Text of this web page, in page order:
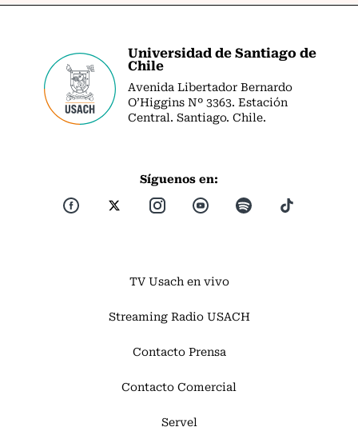
Universidad de Santiago de
Chile
Avenida Libertador Bernardo
O’Higgins Nº 3363. Estación
Central. Santiago. Chile.
Síguenos en:
TV Usach en vivo
Streaming Radio USACH
Contacto Prensa
Contacto Comercial
Servel